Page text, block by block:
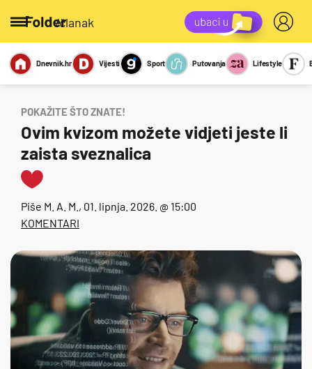
/članak
Miks Kviz
Report
Sexy
Dnevnik.hr Vijesti Sport Putovanja Lifestyle
POKAŽITE ŠTO ZNATE!
Ovim kvizom možete vidjeti jeste li
zaista sveznalica
Piše M. A. M. , 01. lipnja. 2026. @ 15:00
KOMENTARI